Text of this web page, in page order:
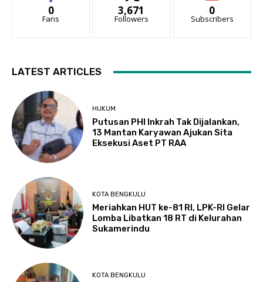
0
Fans
3,671
Followers
0
Subscribers
LATEST ARTICLES
HUKUM
Putusan PHI Inkrah Tak Dijalankan,
13 Mantan Karyawan Ajukan Sita
Eksekusi Aset PT RAA
KOTA BENGKULU
Meriahkan HUT ke-81 RI, LPK-RI Gelar
Lomba Libatkan 18 RT di Kelurahan
Sukamerindu
KOTA BENGKULU